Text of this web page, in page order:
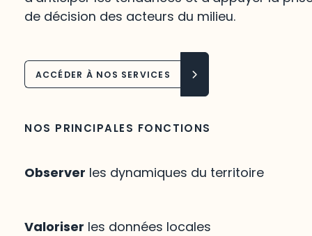
de décision des acteurs du milieu.
ACCÉDER À NOS SERVICES
NOS PRINCIPALES FONCTIONS
Observer les dynamiques du territoire
Valoriser les données locales